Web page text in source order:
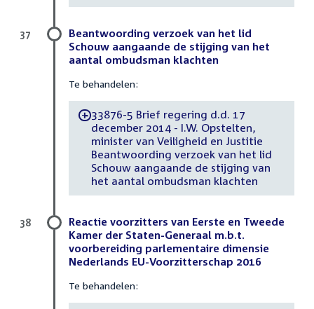
Beantwoording verzoek van het lid
Schouw aangaande de stijging van het
aantal ombudsman klachten
Te behandelen:
-33876-5 Brief regering d.d. 17
december 2014 - I.W. Opstelten,
minister van Veiligheid en Justitie
Beantwoording verzoek van het lid
Schouw aangaande de stijging van
het aantal ombudsman klachten
37
Reactie voorzitters van Eerste en Tweede
Kamer der Staten-Generaal m.b.t.
voorbereiding parlementaire dimensie
Nederlands EU-Voorzitterschap 2016
Te behandelen:
38